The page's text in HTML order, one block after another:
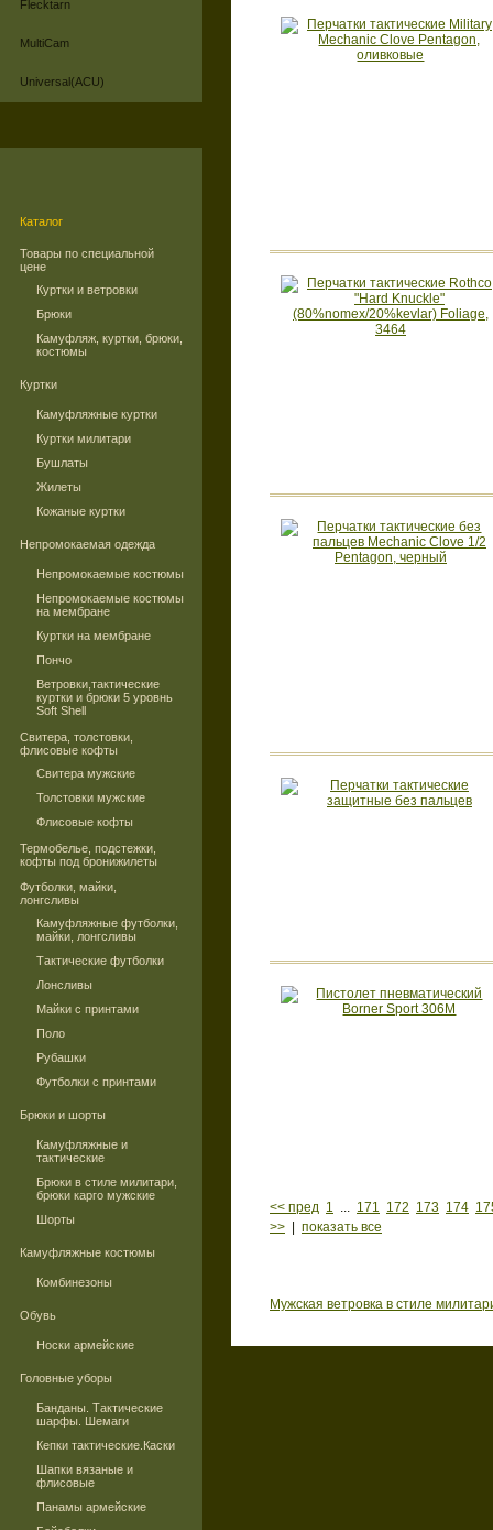
Flecktarn
MultiCam
Universal(ACU)
Каталог
Товары по специальной
цене
Куртки и ветровки
Брюки
Камуфляж, куртки, брюки,
костюмы
Куртки
Камуфляжные куртки
Куртки милитари
Бушлаты
Жилеты
Кожаные куртки
Непромокаемая одежда
Непромокаемые костюмы
Непромокаемые костюмы
на мембране
Куртки на мембране
Пончо
Ветровки,тактические
куртки и брюки 5 уровнь
Soft Shell
Свитера, толстовки,
флисовые кофты
Свитера мужские
Толстовки мужские
Флисовые кофты
Термобелье, подстежки,
кофты под бронижилеты
Футболки, майки,
лонгсливы
Камуфляжные футболки,
майки, лонгсливы
Тактические футболки
Лонсливы
Майки с принтами
Поло
Рубашки
Футболки с принтами
Брюки и шорты
Камуфляжные и
тактические
Брюки в стиле милитари,
брюки карго мужские
Шорты
Камуфляжные костюмы
Комбинезоны
Обувь
Носки армейские
Головные уборы
Банданы. Тактические
шарфы. Шемаги
Кепки тактические.Каски
Шапки вязаные и
флисовые
Панамы армейские
<< пред 1 ... 171 172 173 174
>>
показать все
Мужская ветровка в стиле